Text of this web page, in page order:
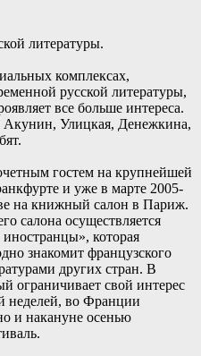
литературы.
комплексах,
русской литературы,
все больше интереса.
Акунин, Улицкая, Денежкина,
гостем на крупнейшей
и уже в марте 2005-
на книжный салон в Париж.
салона осуществляется
которая
знакомит французского
других стран. В
ограничивает свой интерес
неделей, во Франции
и накануне осенью